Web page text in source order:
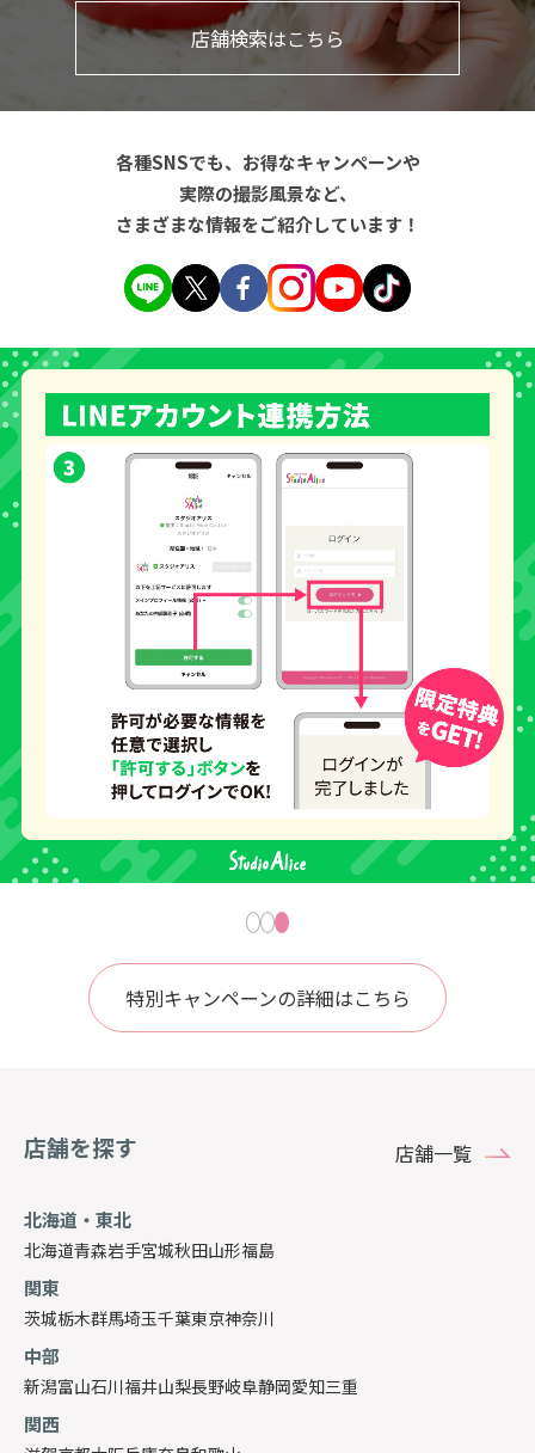
店舗検索はこちら
各種SNSでも、お得なキャンペーンや
実際の撮影風景など、
さまざまな情報をご紹介しています！
特別キャンペーンの詳細はこちら
店舗を探す 店舗一覧
北海道・東北
北海道青森岩手宮城秋田山形福島
関東
茨城栃木群馬埼玉千葉東京神奈川
中部
新潟富山石川福井山梨長野岐阜静岡愛知三重
関西